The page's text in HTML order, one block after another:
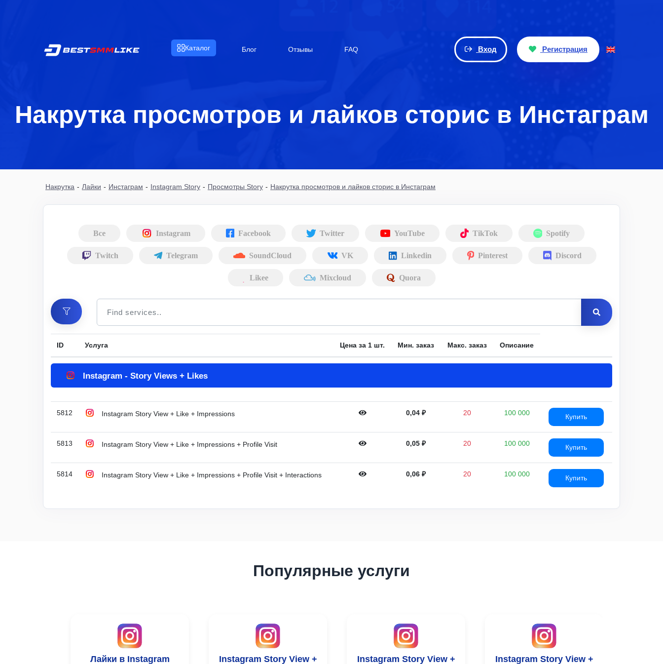
Каталог Блог Отзывы FAQ Вход Регистрация
Накрутка просмотров и лайков сторис в Инстаграм
Накрутка - Лайки - Инстаграм - Instagram Story - Просмотры Story - Накрутка просмотров и лайков сторис в Инстаграм
Все Instagram Facebook Twitter YouTube TikTok Spotify
Twitch Telegram SoundCloud VK Linkedin Pinterest Discord
Likee Mixcloud Quora
ID Услуга Цена за 1 шт. Мин. заказ Макс. заказ Описание
Instagram - Story Views + Likes
5812 Instagram Story View + Like + Impressions 0,04 ₽ 20 100 000
Купить
5813 Instagram Story View + Like + Impressions + Profile Visit 0,05 ₽ 20 100 000
Купить
5814 Instagram Story View + Like + Impressions + Profile Visit + Interactions 0,06 ₽ 20 100 000
Купить
Популярные услуги
Лайки в Instagram
Instagram Story View +
Instagram Story View +
Instagram Story View +